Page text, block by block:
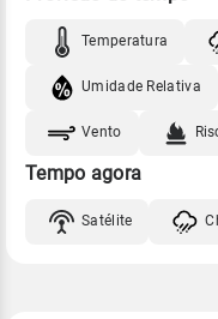
Temperatura
Umidade Relativa
Vento
Tempo agora
Satélite